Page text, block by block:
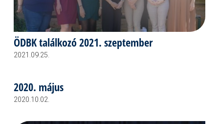
ÖDBK találkozó 2021. szeptember
2021.09.25.
2020. május
2020.10.02.